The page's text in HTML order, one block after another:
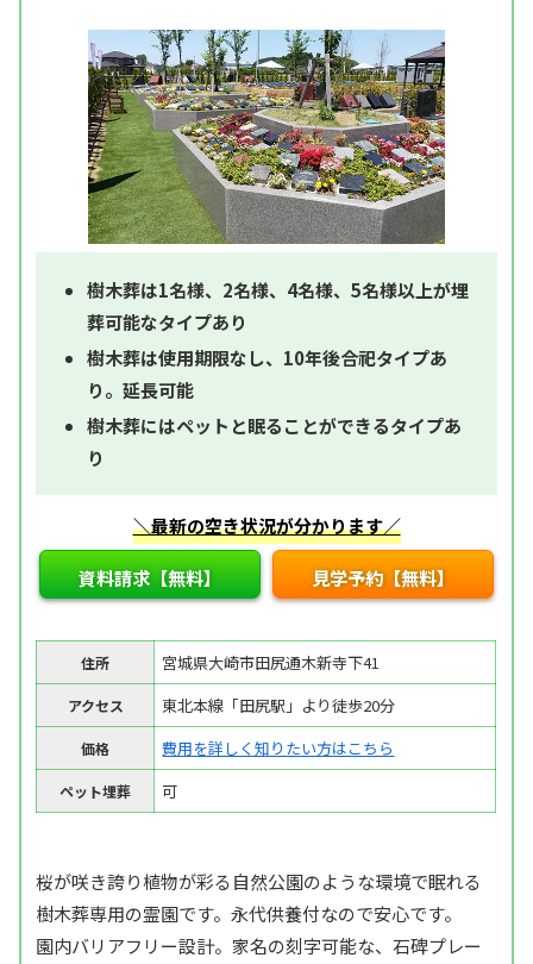
樹木葬は1名様、2名様、4名様、5名様以上が埋
葬可能なタイプあり
樹木葬は使用期限なし、10年後合祀タイプあ
り。延長可能
樹木葬にはペットと眠ることができるタイプあ
り
＼最新の空き状況が分かります／
資料請求【無料】 見学予約【無料】
住所 宮城県大崎市田尻通木新寺下41
アクセス 東北本線「田尻駅」より徒歩20分
価格 費用を詳しく知りたい方はこちら
ペット埋葬 可
桜が咲き誇り植物が彩る自然公園のような環境で眠れる
樹木葬専用の霊園です。永代供養付なので安心です。
園内バリアフリー設計。家名の刻字可能な、石碑プレー